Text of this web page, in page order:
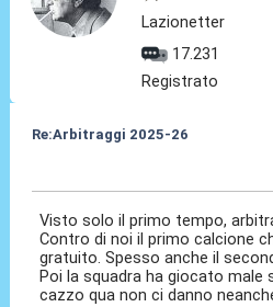
Lazionetter
17.231
Registrato
Re:Arbitraggi 2025-26
Visto solo il primo tempo,
Contro di noi il primo calcione
gratuito. Spesso anche il
Poi la squadra ha giocato male
cazzo qua non ci danno